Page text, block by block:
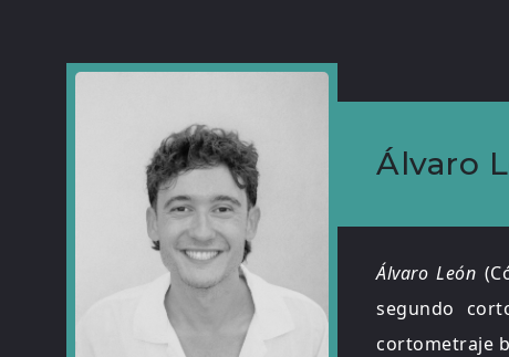
Álvaro
Álvaro León
segundo
cortometraje